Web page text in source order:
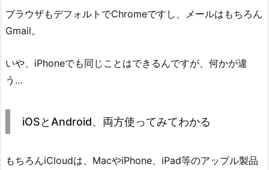
ブラウザもデフォルトでChromeですし、メールはもちろん
Gmail。
いや、iPhoneでも同じことはできるんですが、何かが違
う…
iOSとAndroid、両方使ってみてわかる
もちろんiCloudは、MacやiPhone、iPad等のアップル製品